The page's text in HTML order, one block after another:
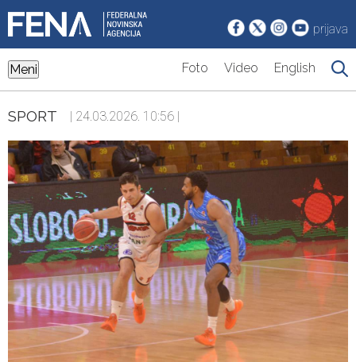
prijava
Meni Foto Video English
SPORT | 24.03.2026. 10:56 |